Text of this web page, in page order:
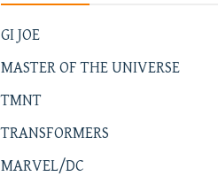
GI JOE
MASTER OF THE UNIVERSE
TMNT
TRANSFORMERS
MARVEL/DC